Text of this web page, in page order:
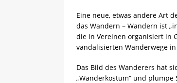
Eine neue, etwas andere Art
das Wandern – Wandern ist
die in Vereinen organisiert in
vandalisierten Wanderwege
Das Bild des Wanderers hat
„Wanderkostüm“ und plumpe